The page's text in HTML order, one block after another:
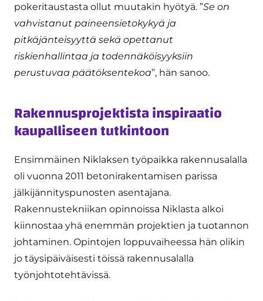
pokeritaustasta ollut muutakin hyötyä. ”Se on
vahvistanut paineensietokykyä ja
pitkäjänteisyyttä sekä opettanut
riskienhallintaa ja todennäköisyyksiin
perustuvaa päätöksentekoa”, hän sanoo.
Rakennusprojektista inspiraatio
kaupalliseen tutkintoon
Ensimmäinen Niklaksen työpaikka rakennusalalla
oli vuonna 2011 betonirakentamisen parissa
jälkijännityspunosten asentajana.
Rakennustekniikan opinnoissa Niklasta alkoi
kiinnostaa yhä enemmän projektien ja tuotannon
johtaminen. Opintojen loppuvaiheessa hän olikin
jo täysipäiväisesti töissä rakennusalalla
työnjohtotehtävissä.